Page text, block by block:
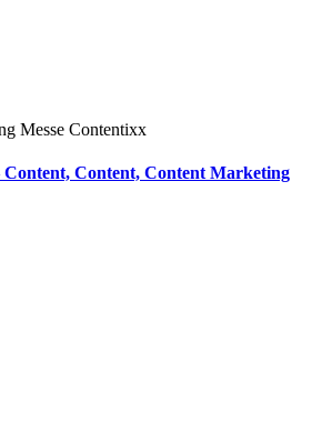
Content, Content Marketing